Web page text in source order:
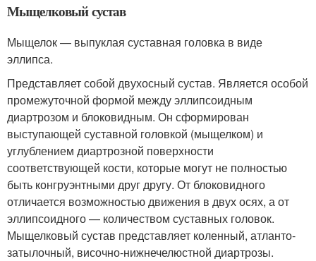
Мыщелковый сустав
Мыщелок — выпуклая суставная головка в виде
эллипса.
Представляет собой двухосный сустав. Является особой
промежуточной формой между эллипсоидным
диартрозом и блоковидным. Он сформирован
выступающей суставной головкой (мыщелком) и
углублением диартрозной поверхности
соответствующей кости, которые могут не полностью
быть конгруэнтными друг другу. От блоковидного
отличается возможностью движения в двух осях, а от
эллипсоидного — количеством суставных головок.
Мыщелковый сустав представляет коленный, атланто-
затылочный, височно-нижнечелюстной диартрозы.